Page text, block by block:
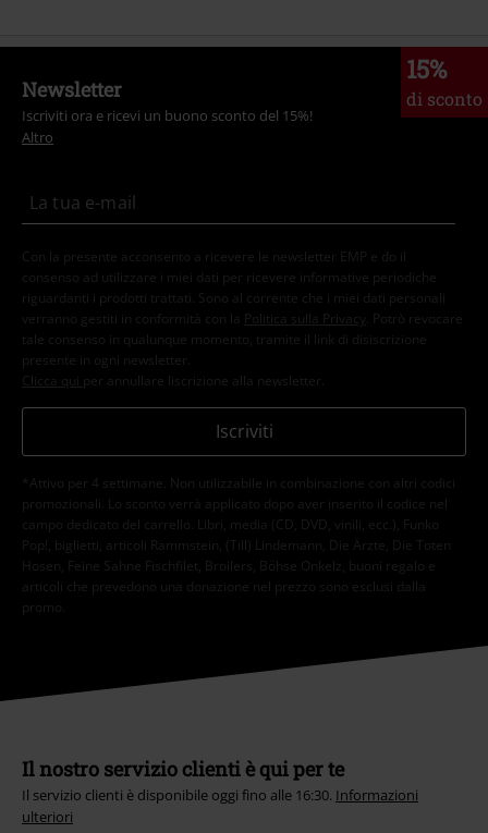
15%
di sconto
Newsletter
Iscriviti ora e ricevi un buono sconto del 15%!
Altro
Con la presente acconsento a ricevere le newsletter EMP e do il
consenso ad utilizzare i miei dati per ricevere informative periodiche
riguardanti i prodotti trattati. Sono al corrente che i miei dati personali
verranno gestiti in conformità con la
Politica sulla Privacy
. Potrò revocare
tale consenso in qualunque momento, tramite il link di disiscrizione
presente in ogni newsletter.
Clicca qui per annullare liscrizione alla newsletter.
Iscriviti
*Attivo per 4 settimane. Non utilizzabile in combinazione con altri codici
promozionali. Lo sconto verrà applicato dopo aver inserito il codice nel
campo dedicato del carrello. Libri, media (CD, DVD, vinili, ecc.), Funko
Pop!, biglietti, articoli Rammstein, (Till) Lindemann, Die Ärzte, Die Toten
Hosen, Feine Sahne Fischfilet, Broilers, Böhse Onkelz, buoni regalo e
articoli che prevedono una donazione nel prezzo sono esclusi dalla
promo.
Il nostro servizio clienti è qui per te
Il servizio clienti è disponibile oggi fino alle 16:30. Informazioni
ulteriori